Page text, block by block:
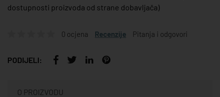
dostupnosti proizvoda od strane dobavljača)
0 ocjena Recenzije Pitanja i odgovori
PODIJELI:
O PROIZVODU